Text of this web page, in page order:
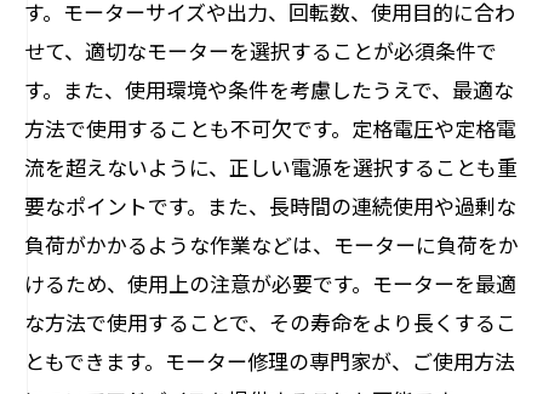
す。モーターサイズや出力、回転数、使用目的に合わ
せて、適切なモーターを選択することが必須条件で
す。また、使用環境や条件を考慮したうえで、最適な
方法で使用することも不可欠です。定格電圧や定格電
流を超えないように、正しい電源を選択することも重
要なポイントです。また、長時間の連続使用や過剰な
負荷がかかるような作業などは、モーターに負荷をか
けるため、使用上の注意が必要です。モーターを最適
な方法で使用することで、その寿命をより長くするこ
ともできます。モーター修理の専門家が、ご使用方法